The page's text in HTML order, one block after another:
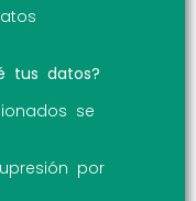
tus datos?
se
por